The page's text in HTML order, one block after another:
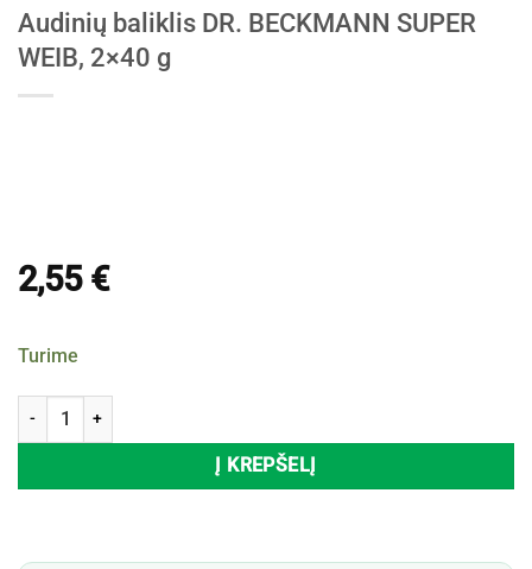
Audinių baliklis DR. BECKMANN SUPER
WEIB, 2×40 g
2,55 €
Turime
produkto kiekis: Audinių baliklis DR. BECKMANN SUPER WEIB, 2x40
Į KREPŠELĮ